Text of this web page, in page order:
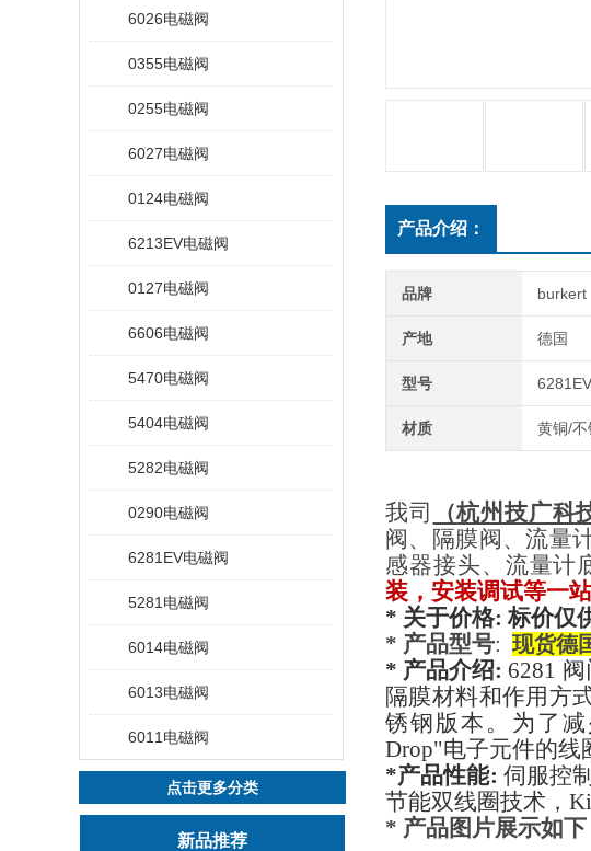
6026电磁阀
0355电磁阀
0255电磁阀
6027电磁阀
0124电磁阀
6213EV电磁阀
0127电磁阀
6606电磁阀
5470电磁阀
5404电磁阀
5282电磁阀
0290电磁阀
6281EV电磁阀
5281电磁阀
6014电磁阀
6013电磁阀
6011电磁阀
点击更多分类
新品推荐
产品介绍：
品牌 burkert
产地 德国
型号
材质 黄铜/不
我司 （杭州技广科
阀、隔膜阀、流量
感器接头、流量计
装，安装调试等一
* 关于价格: 标价仅
* 产品型号: 现货德
* 产品介绍: 6281
隔膜材料和作用方
锈钢版本。为了
Drop"电子元件的线
*产品性能: 伺服控
节能双线圈技术，
* 产品图片展示如下